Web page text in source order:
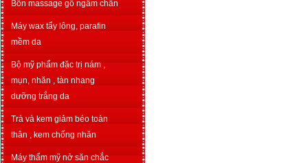
Bồn massage gỗ ngâm chân
Máy wax tẩy lông, parafin
mềm da
Bộ mỹ phẩm đặc trị nám ,
mụn, nhăn , tàn nhang
dưỡng trắng da
Trà và kem giảm béo toàn
thân , kem chống nhăn
Máy thẩm mỹ nở săn chắc